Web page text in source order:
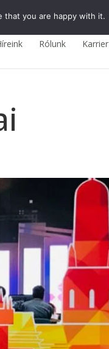
Rólunk Karrier
that you are happy with it.